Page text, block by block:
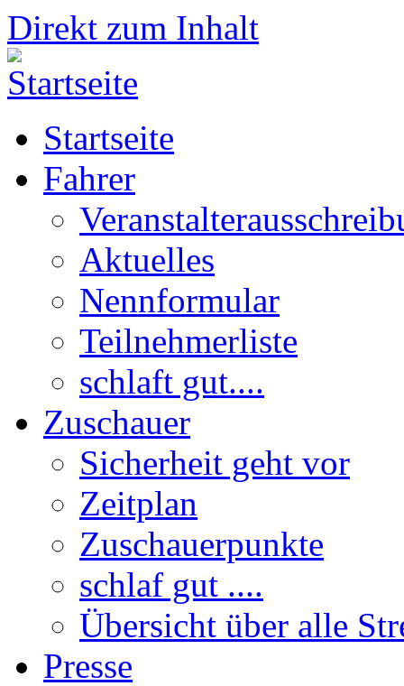
Direkt zum Inhalt
Startseite
Fahrer
Aktuelles
Nennformular
Teilnehmerliste
schlaft gut....
Zuschauer
Sicherheit geht vor
Zeitplan
Zuschauerpunkte
schlaf gut ....
Übersicht über alle
Presse